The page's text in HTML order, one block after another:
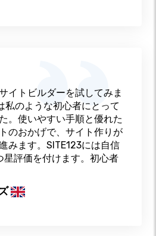
イトビルダーを試してみま
私のような初心者にとって
。使いやすい手順と優れた
のおかげで、サイト作りが
みます。SITE123には自信
星評価を付けます。初心者